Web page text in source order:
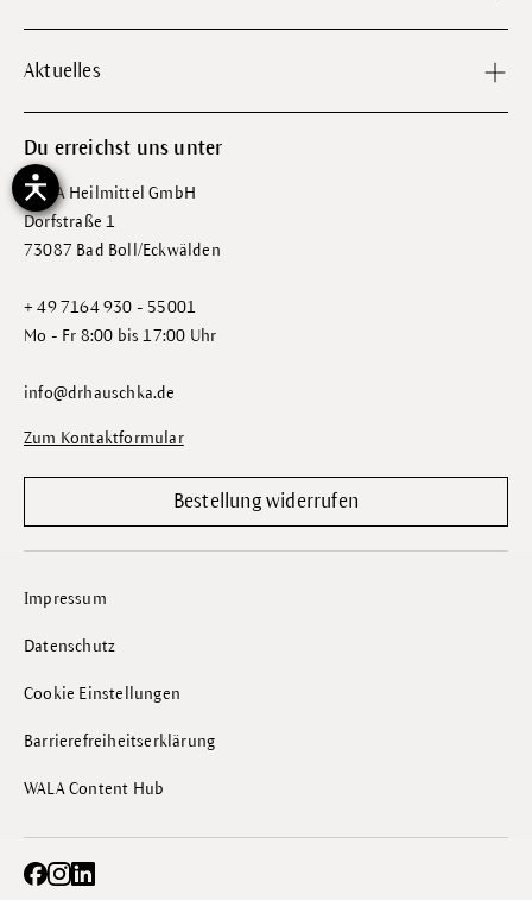
Aktuelles
Du erreichst uns unter
WALA Heilmittel GmbH
Dorfstraße 1
73087 Bad Boll/Eckwälden
+ 49 7164 930 - 55001
Mo - Fr 8:00 bis 17:00 Uhr
info@drhauschka.de
Zum Kontaktformular
Bestellung widerrufen
Impressum
Datenschutz
Cookie Einstellungen
Barrierefreiheitserklärung
WALA Content Hub